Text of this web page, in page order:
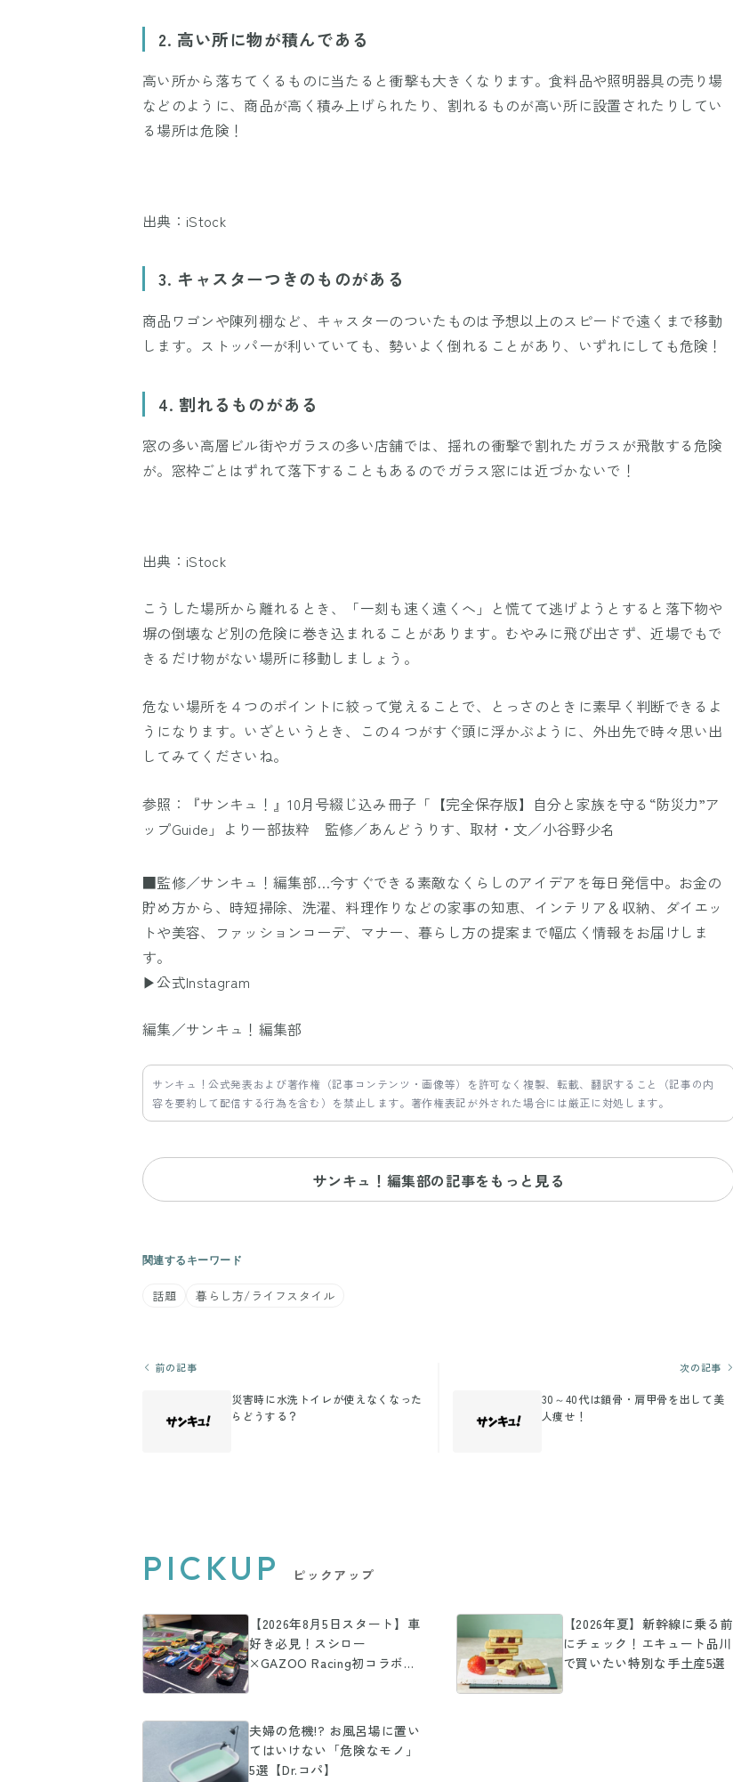
2. 高い所に物が積んである
高い所から落ちてくるものに当たると衝撃も大きくなります。食料品や照明器具の売り場
などのように、商品が高く積み上げられたり、割れるものが高い所に設置されたりしてい
る場所は危険！
出典：iStock
3. キャスターつきのものがある
商品ワゴンや陳列棚など、キャスターのついたものは予想以上のスピードで遠くまで移動
します。ストッパーが利いていても、勢いよく倒れることがあり、いずれにしても危険！
4. 割れるものがある
窓の多い高層ビル街やガラスの多い店舗では、揺れの衝撃で割れたガラスが飛散する危険
が。窓枠ごとはずれて落下することもあるのでガラス窓には近づかないで！
出典：iStock
こうした場所から離れるとき、「一刻も速く遠くへ」と慌てて逃げようとすると落下物や
塀の倒壊など別の危険に巻き込まれることがあります。むやみに飛び出さず、近場でもで
きるだけ物がない場所に移動しましょう。
危ない場所を４つのポイントに絞って覚えることで、とっさのときに素早く判断できるよ
うになります。いざというとき、この４つがすぐ頭に浮かぶように、外出先で時々思い出
してみてくださいね。
参照：『サンキュ！』10月号綴じ込み冊子「【完全保存版】自分と家族を守る“防災力”ア
ップGuide」より一部抜粋 監修／あんどうりす、取材・文／小谷野少名
■監修／サンキュ！編集部…今すぐできる素敵なくらしのアイデアを毎日発信中。お金の
貯め方から、時短掃除、洗濯、料理作りなどの家事の知恵、インテリア＆収納、ダイエッ
トや美容、ファッションコーデ、マナー、暮らし方の提案まで幅広く情報をお届けしま
す。
▶公式Instagram
編集／サンキュ！編集部
サンキュ！公式発表および著作権（記事コンテンツ・画像等）を許可なく複製、転載、翻訳すること（記事の内
容を要約して配信する行為を含む）を禁止します。著作権表記が外された場合には厳正に対処します。
サンキュ！編集部の記事をもっと見る
関連するキーワード
話題 暮らし方/ライフスタイル
前の記事
災害時に水洗トイレが使えなくなった
らどうする？
次の記事
30～40代は鎖骨・肩甲骨を出して美
人痩せ！
PICKUP ピックアップ
【2026年8月5日スタート】車
好き必見！スシロー
×GAZOO Racing初コラボで
【2026年夏】新幹線に乗る前
にチェック！エキュート品川
で買いたい特別な手土産5選
夫婦の危機!? お風呂場に置い
てはいけない「危険なモノ」
5選【Dr.コパ】